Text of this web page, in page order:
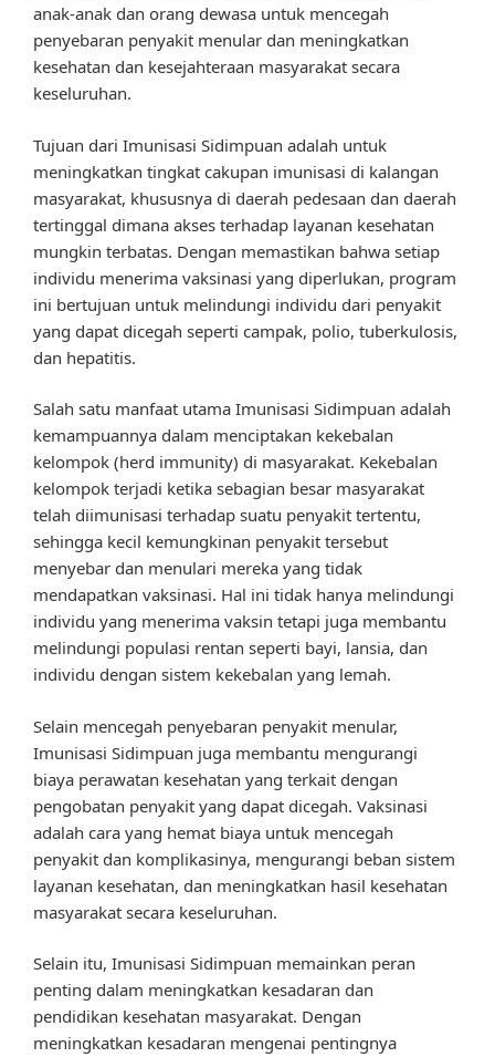
anak-anak dan orang dewasa untuk mencegah
penyebaran penyakit menular dan meningkatkan
kesehatan dan kesejahteraan masyarakat secara
keseluruhan.
Tujuan dari Imunisasi Sidimpuan adalah untuk
meningkatkan tingkat cakupan imunisasi di kalangan
masyarakat, khususnya di daerah pedesaan dan daerah
tertinggal dimana akses terhadap layanan kesehatan
mungkin terbatas. Dengan memastikan bahwa setiap
individu menerima vaksinasi yang diperlukan, program
ini bertujuan untuk melindungi individu dari penyakit
yang dapat dicegah seperti campak, polio, tuberkulosis,
dan hepatitis.
Salah satu manfaat utama Imunisasi Sidimpuan adalah
kemampuannya dalam menciptakan kekebalan
kelompok (herd immunity) di masyarakat. Kekebalan
kelompok terjadi ketika sebagian besar masyarakat
telah diimunisasi terhadap suatu penyakit tertentu,
sehingga kecil kemungkinan penyakit tersebut
menyebar dan menulari mereka yang tidak
mendapatkan vaksinasi. Hal ini tidak hanya melindungi
individu yang menerima vaksin tetapi juga membantu
melindungi populasi rentan seperti bayi, lansia, dan
individu dengan sistem kekebalan yang lemah.
Selain mencegah penyebaran penyakit menular,
Imunisasi Sidimpuan juga membantu mengurangi
biaya perawatan kesehatan yang terkait dengan
pengobatan penyakit yang dapat dicegah. Vaksinasi
adalah cara yang hemat biaya untuk mencegah
penyakit dan komplikasinya, mengurangi beban sistem
layanan kesehatan, dan meningkatkan hasil kesehatan
masyarakat secara keseluruhan.
Selain itu, Imunisasi Sidimpuan memainkan peran
penting dalam meningkatkan kesadaran dan
pendidikan kesehatan masyarakat. Dengan
meningkatkan kesadaran mengenai pentingnya